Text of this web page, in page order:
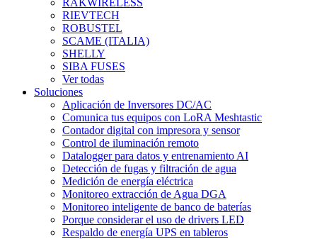
RAKWIRELESS
RIEVTECH
ROBUSTEL
SCAME (ITALIA)
SHELLY
SIBA FUSES
Ver todas
Soluciones
Aplicación de Inversores DC/AC
Comunica tus equipos con LoRA Meshtastic
Contador digital con impresora y sensor
Control de iluminación remoto
Datalogger para datos y entrenamiento AI
Detección de fugas y filtración de agua
Medición de energía eléctrica
Monitoreo extracción de Agua DGA
Monitoreo inteligente de banco de baterías
Porque considerar el uso de drivers LED
Respaldo de energía UPS en tableros